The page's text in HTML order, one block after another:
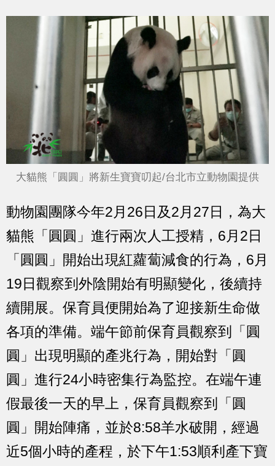
大貓熊「圓圓」將新生寶寶叨起/台北市立動物園提供
動物園團隊今年2月26日及2月27日，為大
貓熊「圓圓」進行兩次人工授精，6月2日
「圓圓」開始出現紅蘿蔔減食的行為，6月
19日觀察到外陰開始有明顯變化，後續持
續開展。保育員便開始為了迎接新生命做
各項的準備。端午節前保育員觀察到「圓
圓」出現明顯的產兆行為，開始對「圓
圓」進行24小時密集行為監控。在端午連
假最後一天的早上，保育員觀察到「圓
圓」開始陣痛，並於8:58羊水破開，經過
近5個小時的產程，於下午1:53順利產下寶